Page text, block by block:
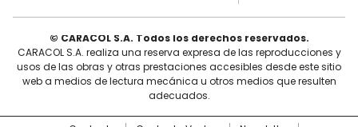
© CARACOL S.A. Todos los derechos reservados.
CARACOL S.A. realiza una reserva expresa de las reproducciones y
usos de las obras y otras prestaciones accesibles desde este sitio
web a medios de lectura mecánica u otros medios que resulten
adecuados.